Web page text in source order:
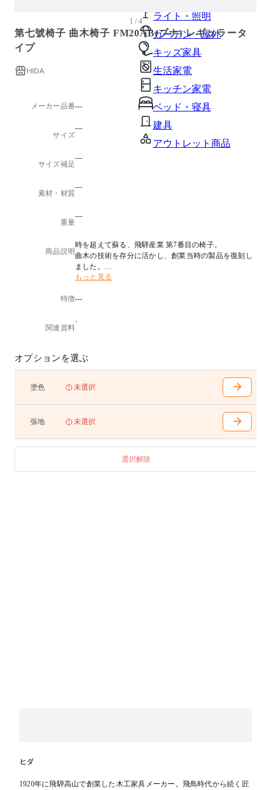
ライト・照明
ガーデン・屋外
キッズ家具
生活家電
キッチン家電
ベッド・寝具
建具
アウトレット商品
1 / 4
第七號椅子 曲木椅子 FM20AB(ブナ) レギュラータ
イプ
HIDA
メーカー品番---
サイズ
---
サイズ補足
---
素材・材質
---
重量
---
商品説明
時を超えて蘇る、飛騨産業 第7番目の椅子。
曲木の技術を存分に活かし、創業当時の製品を復刻し
ました。
漆を塗った特別仕様もございます。
もっと見る
特徴---
関連資料
-
オプションを選ぶ
塗色 未選択
張地 未選択
選択解除
ヒダ
1920年に飛騨高山で創業した木工家具メーカー。飛鳥時代から続く匠